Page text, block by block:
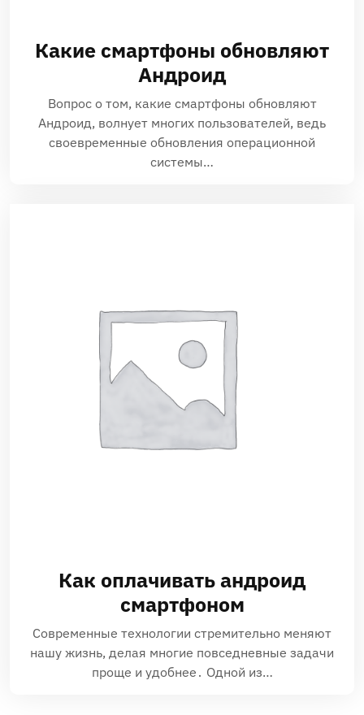
Какие смартфоны обновляют
Андроид
Вопрос о том, какие смартфоны обновляют
Андроид, волнует многих пользователей, ведь
своевременные обновления операционной
системы…
Как оплачивать андроид
смартфоном
Современные технологии стремительно меняют
нашу жизнь, делая многие повседневные задачи
проще и удобнее․ Одной из…